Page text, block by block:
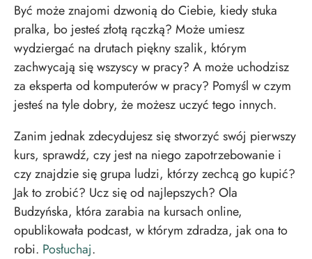
Być może znajomi dzwonią do Ciebie, kiedy stuka
pralka, bo jesteś złotą rączką? Może umiesz
wydziergać na drutach piękny szalik, którym
zachwycają się wszyscy w pracy? A może uchodzisz
za eksperta od komputerów w pracy? Pomyśl w czym
jesteś na tyle dobry, że możesz uczyć tego innych.
Zanim jednak zdecydujesz się stworzyć swój pierwszy
kurs, sprawdź, czy jest na niego zapotrzebowanie i
czy znajdzie się grupa ludzi, którzy zechcą go kupić?
Jak to zrobić? Ucz się od najlepszych? Ola
Budzyńska, która zarabia na kursach online,
opublikowała podcast, w którym zdradza, jak ona to
robi. Posłuchaj.